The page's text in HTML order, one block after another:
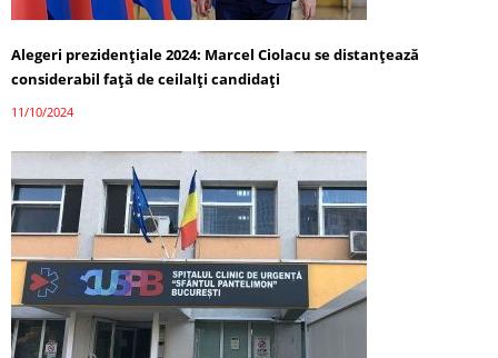
Alegeri prezidențiale 2024: Marcel Ciolacu se distanțează
considerabil față de ceilalți candidați
11/10/2024